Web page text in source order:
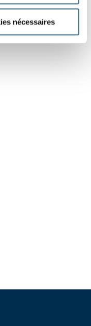
nécessaires